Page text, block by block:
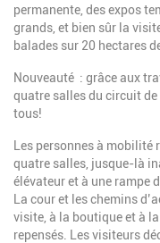
permanente, des expos
grands, et bien sûr la
balades sur 20 hectares
Nouveauté : grâce aux
quatre salles du circuit
tous!
Les personnes à
quatre salles, jusque-là
élévateur et à une rampe
La cour et les chemins
visite, à la boutique et à
repensés. Les visiteurs